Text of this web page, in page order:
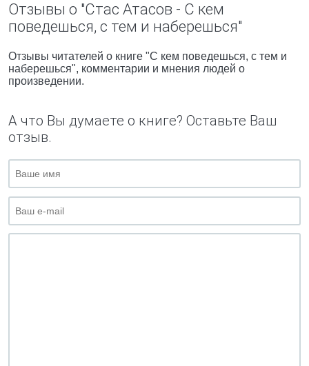
Отзывы о "Стас Атасов - С кем
поведешься, с тем и наберешься"
Отзывы читателей о книге "С кем поведешься, с тем и
наберешься", комментарии и мнения людей о
произведении.
А что Вы думаете о книге? Оставьте Ваш
отзыв.